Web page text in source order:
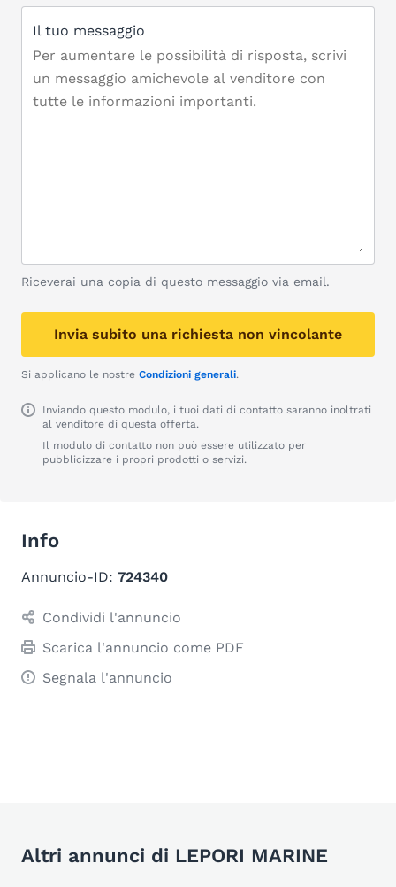
Il tuo messaggio
Riceverai una copia di questo messaggio via email.
Invia subito una richiesta non vincolante
Si applicano le nostre Condizioni generali.
Inviando questo modulo, i tuoi dati di contatto saranno inoltrati
al venditore di questa offerta.
Il modulo di contatto non può essere utilizzato per
pubblicizzare i propri prodotti o servizi.
Info
Annuncio-ID: 724340
Condividi l'annuncio
Scarica l'annuncio come PDF
Segnala l'annuncio
Altri annunci di LEPORI MARINE